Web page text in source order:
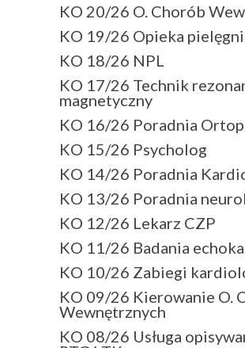
KO 20/26 O. Chorób
KO 19/26 Opieka
KO 18/26 NPL
KO 17/26 Technik
magnetyczny
KO 16/26 Poradnia
KO 15/26 Psycholog
KO 14/26 Poradnia
KO 13/26 Poradnia
KO 12/26 Lekarz CZP
KO 11/26 Badania
KO 10/26 Zabiegi
KO 09/26 Kierowanie O.
Wewnętrznych
KO 08/26 Usługa